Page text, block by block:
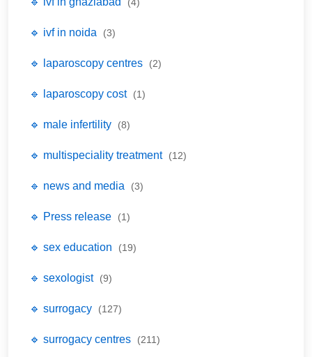
🔹 ivf in noida (3)
🔹 laparoscopy centres (2)
🔹 laparoscopy cost (1)
🔹 male infertility (8)
🔹 multispeciality treatment (12)
🔹 news and media (3)
🔹 Press release (1)
🔹 sex education (19)
🔹 sexologist (9)
🔹 surrogacy (127)
🔹 surrogacy centres (211)